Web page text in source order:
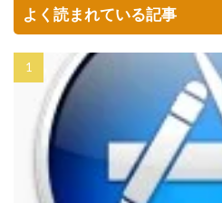
よく読まれている記事